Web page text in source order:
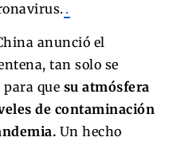
.
anunció el
tan solo se
que su atmósfera
de contaminación
Un hecho